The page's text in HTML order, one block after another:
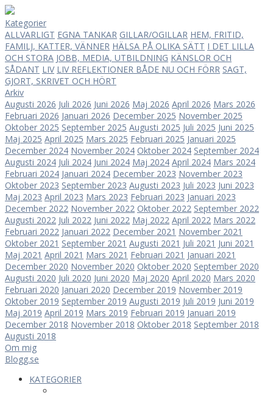
Kategorier
ALLVARLIGT EGNA TANKAR GILLAR/OGILLAR HEM, FRITID,
FAMILJ, KATTER, VÄNNER HÄLSA PÅ OLIKA SÄTT I DET LILLA
OCH STORA JOBB, MEDIA, UTBILDNING KÄNSLOR OCH
SÅDANT LIV LIV REFLEKTIONER BÅDE NU OCH FÖRR SAGT,
GJORT, SKRIVET OCH HÖRT
Arkiv
Augusti 2026 Juli 2026 Juni 2026 Maj 2026 April 2026 Mars 2026
Februari 2026 Januari 2026 December 2025 November 2025
Oktober 2025 September 2025 Augusti 2025 Juli 2025 Juni 2025
Maj 2025 April 2025 Mars 2025 Februari 2025 Januari 2025
December 2024 November 2024 Oktober 2024 September 2024
Augusti 2024 Juli 2024 Juni 2024 Maj 2024 April 2024 Mars 2024
Februari 2024 Januari 2024 December 2023 November 2023
Oktober 2023 September 2023 Augusti 2023 Juli 2023 Juni 2023
Maj 2023 April 2023 Mars 2023 Februari 2023 Januari 2023
December 2022 November 2022 Oktober 2022 September 2022
Augusti 2022 Juli 2022 Juni 2022 Maj 2022 April 2022 Mars 2022
Februari 2022 Januari 2022 December 2021 November 2021
Oktober 2021 September 2021 Augusti 2021 Juli 2021 Juni 2021
Maj 2021 April 2021 Mars 2021 Februari 2021 Januari 2021
December 2020 November 2020 Oktober 2020 September 2020
Augusti 2020 Juli 2020 Juni 2020 Maj 2020 April 2020 Mars 2020
Februari 2020 Januari 2020 December 2019 November 2019
Oktober 2019 September 2019 Augusti 2019 Juli 2019 Juni 2019
Maj 2019 April 2019 Mars 2019 Februari 2019 Januari 2019
December 2018 November 2018 Oktober 2018 September 2018
Augusti 2018
Om mig
Blogg.se
KATEGORIER